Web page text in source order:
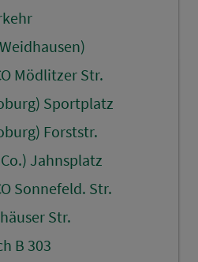
Mödlitzer Str.
Sportplatz
Forststr.
Jahnsplatz
Sonnefeld. Str.
Str.
B 303